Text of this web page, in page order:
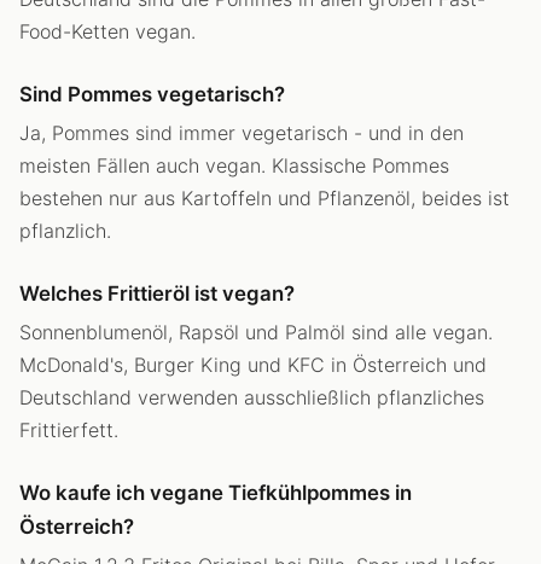
Food-Ketten vegan.
Sind Pommes vegetarisch?
Ja, Pommes sind immer vegetarisch - und in den
meisten Fällen auch vegan. Klassische Pommes
bestehen nur aus Kartoffeln und Pflanzenöl, beides ist
pflanzlich.
Welches Frittieröl ist vegan?
Sonnenblumenöl, Rapsöl und Palmöl sind alle vegan.
McDonald's, Burger King und KFC in Österreich und
Deutschland verwenden ausschließlich pflanzliches
Frittierfett.
Wo kaufe ich vegane Tiefkühlpommes in
Österreich?